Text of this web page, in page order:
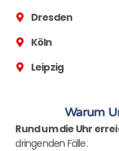
Dresden
Köln
Leipzig
Warum
Rund um die Uhr
dringenden Fälle.